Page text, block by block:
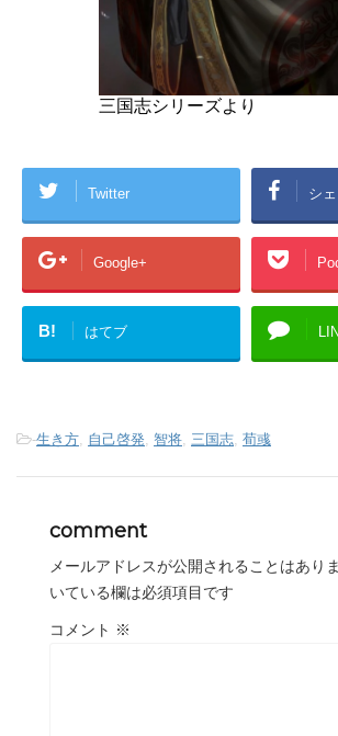
三国志シリーズより
Twitter シ
Google+
B! はてブ
-生き方 自己啓発 智将 三国志 荀彧
comment
メールアドレスが公開されることはありま
いている欄は必須項目です
コメント ※